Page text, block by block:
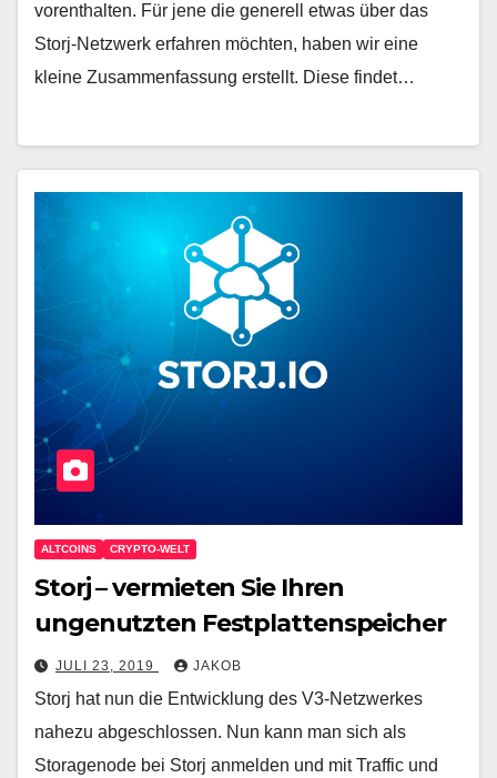
vorenthalten. Für jene die generell etwas über das
Storj-Netzwerk erfahren möchten, haben wir eine
kleine Zusammenfassung erstellt. Diese findet…
ALTCOINS CRYPTO-WELT
Storj – vermieten Sie Ihren
ungenutzten Festplattenspeicher
JULI 23, 2019 JAKOB
Storj hat nun die Entwicklung des V3-Netzwerkes
nahezu abgeschlossen. Nun kann man sich als
Storagenode bei Storj anmelden und mit Traffic und